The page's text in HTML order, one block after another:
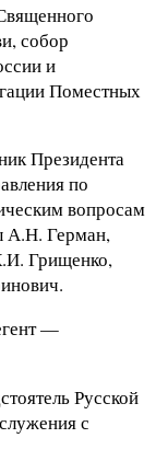
собор
и
Поместных
Президента
по
вопросам
А.Н. Герман,
Грищенко,
—
Русской
с